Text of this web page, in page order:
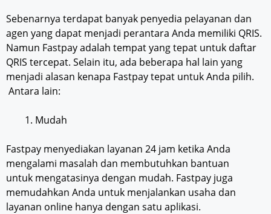
Sebenarnya terdapat banyak penyedia pelayanan dan
agen yang dapat menjadi perantara Anda memiliki QRIS.
Namun Fastpay adalah tempat yang tepat untuk daftar
QRIS tercepat. Selain itu, ada beberapa hal lain yang
menjadi alasan kenapa Fastpay tepat untuk Anda pilih.
Antara lain:
Mudah
Fastpay menyediakan layanan 24 jam ketika Anda
mengalami masalah dan membutuhkan bantuan
untuk mengatasinya dengan mudah. Fastpay juga
memudahkan Anda untuk menjalankan usaha dan
layanan online hanya dengan satu aplikasi.